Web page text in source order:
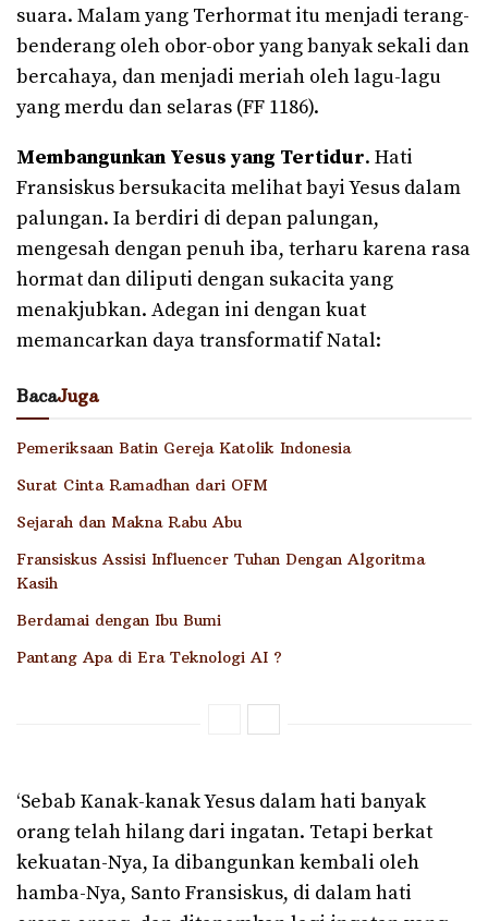
suara. Malam yang Terhormat itu menjadi terang-
benderang oleh obor-obor yang banyak sekali dan
bercahaya, dan menjadi meriah oleh lagu-lagu
yang merdu dan selaras (FF 1186).
Membangunkan Yesus yang Tertidur. Hati
Fransiskus bersukacita melihat bayi Yesus dalam
palungan. Ia berdiri di depan palungan,
mengesah dengan penuh iba, terharu karena rasa
hormat dan diliputi dengan sukacita yang
menakjubkan. Adegan ini dengan kuat
memancarkan daya transformatif Natal:
BacaJuga
Pemeriksaan Batin Gereja Katolik Indonesia
Surat Cinta Ramadhan dari OFM
Sejarah dan Makna Rabu Abu
Fransiskus Assisi Influencer Tuhan Dengan Algoritma
Kasih
Berdamai dengan Ibu Bumi
Pantang Apa di Era Teknologi AI ?
‘Sebab Kanak-kanak Yesus dalam hati banyak
orang telah hilang dari ingatan. Tetapi berkat
kekuatan-Nya, Ia dibangunkan kembali oleh
hamba-Nya, Santo Fransiskus, di dalam hati